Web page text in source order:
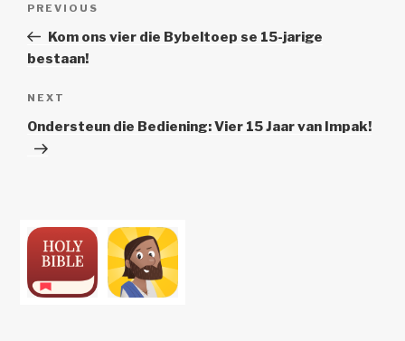
Previous
Post
PREVIOUS
Kom ons vier die Bybeltoep se 15-jarige
bestaan!
Next
Post
NEXT
Ondersteun die Bediening: Vier 15 Jaar van Impak!